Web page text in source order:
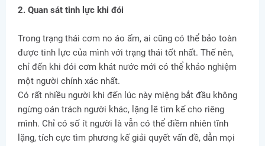
2. Quan sát tinh lực khi đói
Trong trạng thái cơm no áo ấm, ai cũng có thể bảo toàn
được tinh lực của mình với trạng thái tốt nhất. Thế nên,
chỉ đến khi đói cơm khát nước mới có thể khảo nghiệm
một người chính xác nhất.
Có rất nhiều người khi đến lúc này miệng bắt đầu không
ngừng oán trách người khác, lặng lẽ tìm kế cho riêng
mình. Chỉ có số ít người là vẫn có thể điềm nhiên tĩnh
lặng, tích cực tìm phương kế giải quyết vấn đề, dẫn mọi